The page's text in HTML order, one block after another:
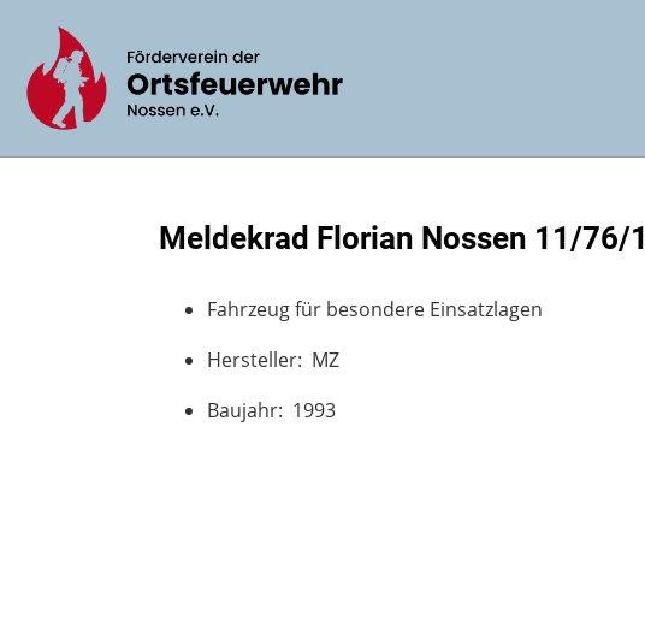
Meldekrad Florian Nossen 11/76/1
Fahrzeug für besondere Einsatzlagen
Hersteller: MZ
Baujahr: 1993